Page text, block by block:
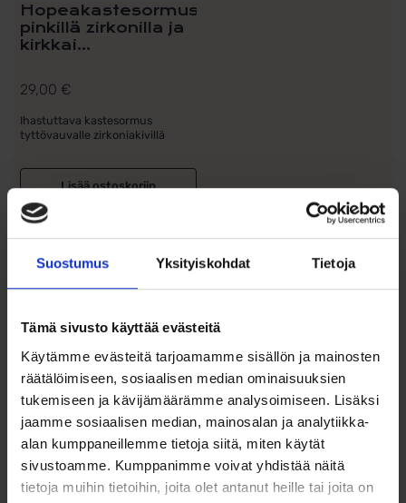
Suostumus Yksityiskohdat Tietoja
Tämä sivusto käyttää evästeitä
Käytämme evästeitä tarjoamamme sisällön ja mainosten
räätälöimiseen, sosiaalisen median ominaisuuksien
tukemiseen ja kävijämäärämme analysoimiseen. Lisäksi
jaamme sosiaalisen median, mainosalan ja analytiikka-
alan kumppaneillemme tietoja siitä, miten käytät
sivustoamme. Kumppanimme voivat yhdistää näitä
tietoja muihin tietoihin, joita olet antanut heille tai joita on
Tuotetiedot
Karuselli-säästölipas ristiäislahjaksi pojalle
Luo säästämiseen ripauksen taikaa tällä kauniilla karuselli-
aiheisella säästölippaalla. Lipas on hopeoitu ja viimeistelty
vaaleansinisillä yksityiskohdilla, jotka tuovat siihen herkän ja
satumaisen ilmeen. Koristeellinen karusellimuoto tekee siitä
ihastuttavan säilytysratkaisun ensimmäisille kolikoille – ja
samalla kauniin sisustuselementin lastenhuoneeseen.
Lipas on korkeudeltaan 120 mm ja leveydeltään 90 mm, joten
se on sopivan kokoinen sekä käyttöön että koristeeksi.
Hopeakastesormus
pinkillä zirkonilla ja
kirkkai...
29,00 €
Ihastuttava kastesormus
tyttövauvalle zirkoniakivillä
Lisää ostoskoriin